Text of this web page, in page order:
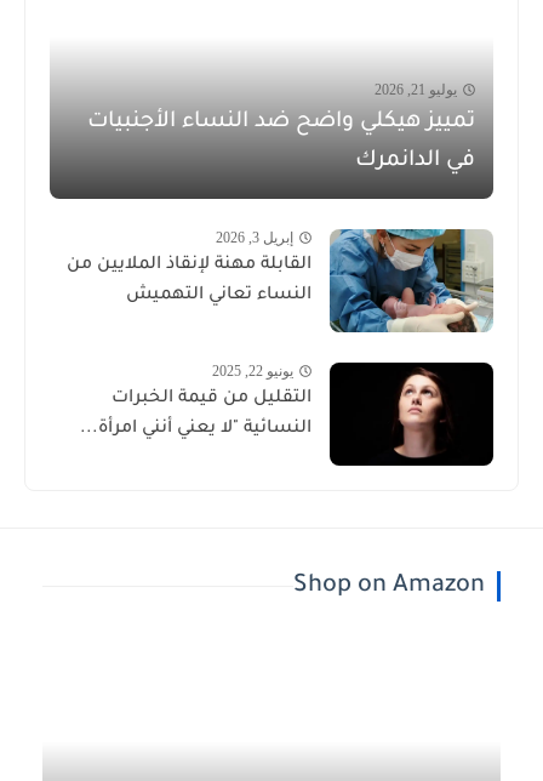
يوليو 21, 2026
تمييز هيكلي واضح ضد النساء الأجنبيات
في الدانمرك
إبريل 3, 2026
القابلة مهنة لإنقاذ الملايين من
النساء تعاني التهميش
يونيو 22, 2025
التقليل من قيمة الخبرات
النسائية "لا يعني أنني امرأة...
Shop on Amazon